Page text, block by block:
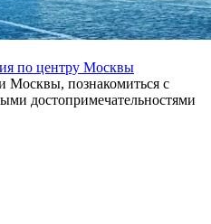
по центру Москвы
Москвы, познакомиться с
достопримечательностями